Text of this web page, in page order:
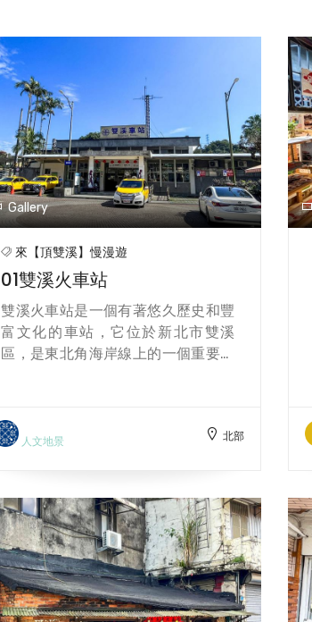
Gallery
來【頂雙溪】慢漫遊
01雙溪火車站
雙溪火車站是一個有著悠久歷史和豐
富文化的車站，它位於新北市雙溪
區，是東北角海岸線上的一個重要站
發展，後來改建成水泥站房。雙溪火
車站的特色是月台和路基都比車站還
坡」。雙溪火車站不僅是交通的樞
紐，也是觀光的起點。從車站出發，
你可以走到雙溪老街，欣賞古色古香
的建築，品嘗在地的美食，例如毛
蟹、寒天布丁蛋糕等。你也可以搭乘
公車到虎豹潭或清水坑，享受玩水的
人文地景 北部